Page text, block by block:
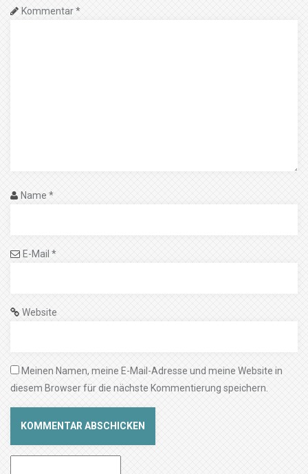
Kommentar*
Name *
E-Mail *
Website
Meinen Namen, meine E-Mail-Adresse und meine Website in
diesem Browser für die nächste Kommentierung speichern.